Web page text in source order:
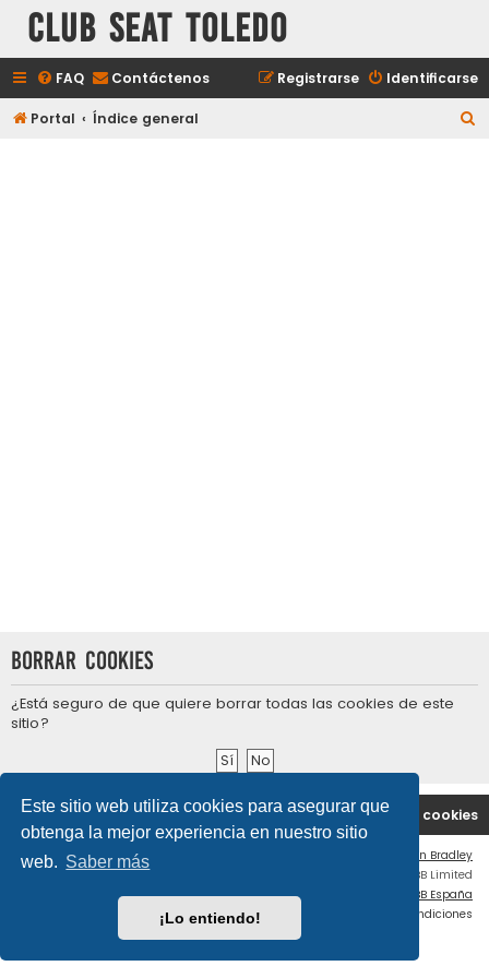
Este sitio web utiliza cookies para asegurar que
obtenga la mejor experiencia en nuestro sitio
web. Saber más
¡Lo entiendo!
Club Seat Toledo
FAQ Contáctenos Identificarse
Registrarse
Portal Índice general
Borrar cookies
¿Está seguro de que quiere borrar todas las cookies de este
sitio?
Portal Índice general Borrar cookies
Contáctenos
Ian Bradley
Desarrollado por
® Forum Software © phpBB Limited
Traducción al español por
phpBB España
Condiciones